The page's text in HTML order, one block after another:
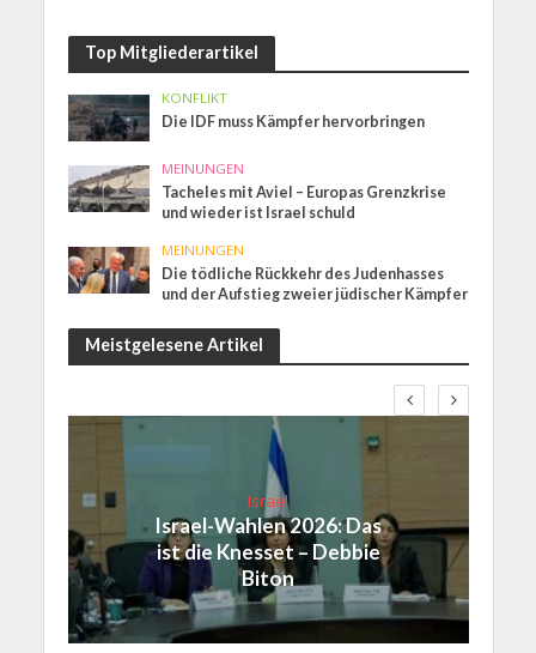
Top Mitgliederartikel
KONFLIKT
Die IDF muss Kämpfer hervorbringen
MEINUNGEN
Tacheles mit Aviel – Europas Grenzkrise
und wieder ist Israel schuld
MEINUNGEN
Die tödliche Rückkehr des Judenhasses
und der Aufstieg zweier jüdischer Kämpfer
Meistgelesene Artikel
Israel
Israel-Wahlen 2026: Das
ist die Knesset – Debbie
Biton